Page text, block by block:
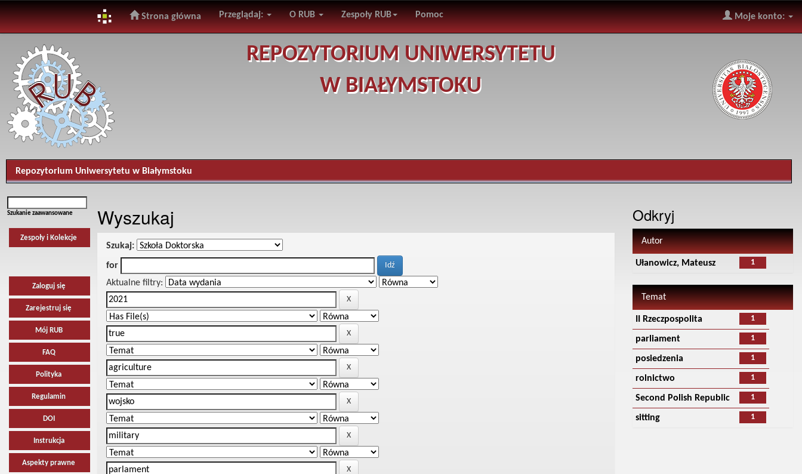
navigation
Strona główna Przeglądaj: O RUB Zespoły RUB Pomoc Moje konto:
REPOZYTORIUM UNIWERSYTETU
W BIAŁYMSTOKU
Repozytorium Uniwersytetu w Białymstoku
Szukanie zaawansowane
Zespoły i Kolekcje
Zaloguj się
Zarejestruj się
Mój RUB
FAQ
Polityka
Regulamin
DOI
Instrukcja
Aspekty prawne
Wyszukaj
Szukaj:
for
Aktualne filtry:
Odkryj
Autor
1
Ułanowicz, Mateusz
Temat
1
II Rzeczpospolita
1
parliament
1
posiedzenia
1
rolnictwo
1
Second Polish Republic
1
sitting